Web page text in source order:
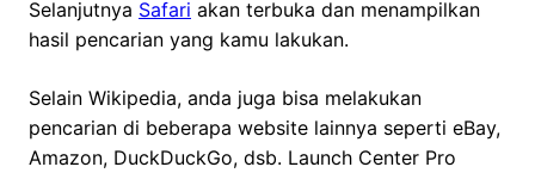
Selanjutnya Safari akan terbuka dan menampilkan
hasil pencarian yang kamu lakukan.
Selain Wikipedia, anda juga bisa melakukan
pencarian di beberapa website lainnya seperti eBay,
Amazon, DuckDuckGo, dsb. Launch Center Pro